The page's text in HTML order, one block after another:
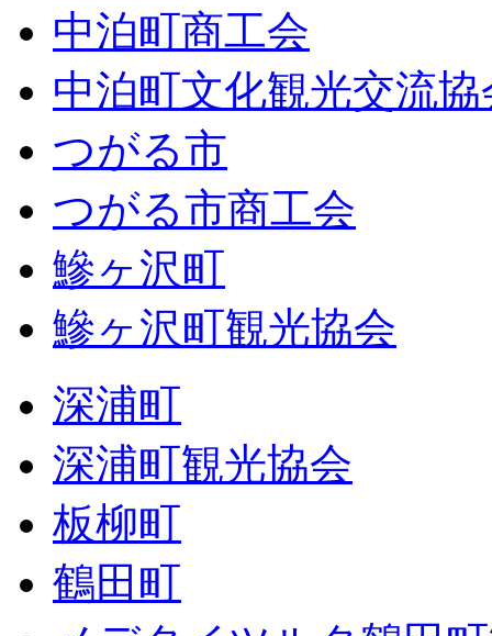
中泊町商工会
中泊町文化観光交流協
つがる市
つがる市商工会
鰺ヶ沢町
鰺ヶ沢町観光協会
深浦町
深浦町観光協会
板柳町
鶴田町